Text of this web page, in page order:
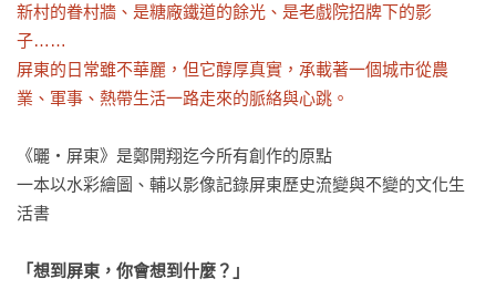
新村的眷村牆、是糖廠鐵道的餘光、是老戲院招牌下的影
子……
屏東的日常雖不華麗，但它醇厚真實，承載著一個城市從農
業、軍事、熱帶生活一路走來的脈絡與心跳。
《曬‧屏東》是鄭開翔迄今所有創作的原點
一本以水彩繪圖、輔以影像記錄屏東歷史流變與不變的文化生
活書
「想到屏東，你會想到什麼？」